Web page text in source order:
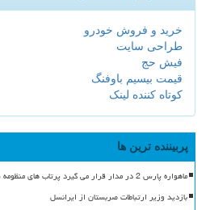
خرید و فروش خودرو
طراحی سایت
فیش حج
قیمت بیسیم باوفنگ
کوتاه کننده لینک
پربیننده ترین ها
ماهواره پارس 2 در مدار قرار می گیرد پرتاب های منظومه سلیمانی در1405
بازدید وزیر ارتباطات صربستان از ایرانسل